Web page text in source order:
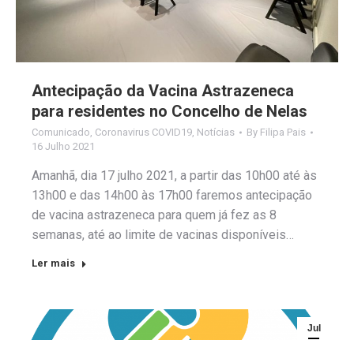
Antecipação da Vacina Astrazeneca
para residentes no Concelho de Nelas
Comunicado Coronavirus COVID19 Notícias By Filipa Pais
16 Julho 2021
Amanhã, dia 17 julho 2021, a partir das 10h00 até às
13h00 e das 14h00 às 17h00 faremos antecipação
de vacina astrazeneca para quem já fez as 8
semanas, até ao limite de vacinas disponíveis…
Ler mais
Jul